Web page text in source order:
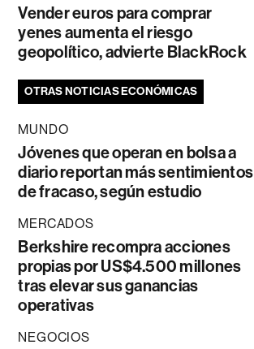
Vender euros para comprar
yenes aumenta el riesgo
geopolítico, advierte BlackRock
OTRAS NOTICIAS ECONÓMICAS
MUNDO
Jóvenes que operan en bolsa a
diario reportan más sentimientos
de fracaso, según estudio
MERCADOS
Berkshire recompra acciones
propias por US$4.500 millones
tras elevar sus ganancias
operativas
NEGOCIOS